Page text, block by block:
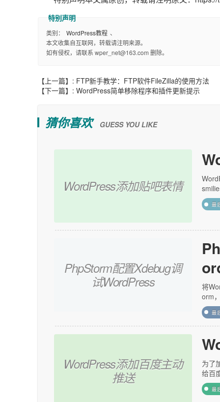
类别： WordPress教程 、
本文收集自互联网，转载请注明来源。
如有侵权，请联系 wper_net@163.com 删除。
【上一篇】: FTP新手教学：FTP软件FileZilla的使用方法
【下一篇】: WordPress简单移除程序和插件更新提示
猜你喜欢 GUESS YOU LIKE
WordPress添加贴吧表情
最
PhpStorm配置Xdebug调
试WordPress
将
orm
最
WordPress添加百度主动
推送
为了
给百
最